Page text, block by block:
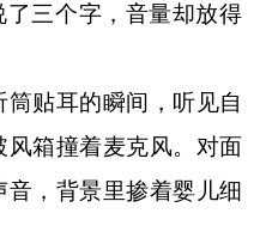
三个字，音量却放得
贴耳的瞬间，听见自
风箱撞着麦克风。对面
，背景里掺着婴儿细